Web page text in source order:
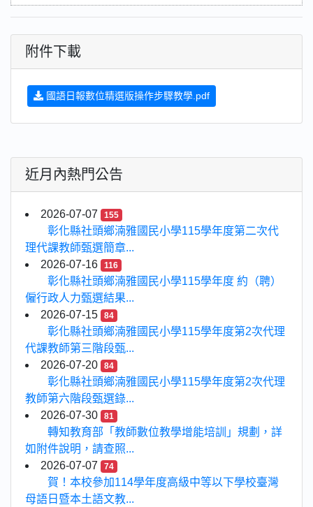
附件下載
國語日報數位精選版操作步驟教學.pdf
近月內熱門公告
2026-07-07 155
彰化縣社頭鄉湳雅國民小學115學年度第二次代
理代課教師甄選簡章...
2026-07-16
116
彰化縣社頭鄉湳雅國民小學115學年度 約（聘）
僱行政人力甄選結果...
2026-07-15
84
彰化縣社頭鄉湳雅國民小學115學年度第2次代理
代課教師第三階段甄...
2026-07-20
84
彰化縣社頭鄉湳雅國民小學115學年度第2次代理
教師第六階段甄選錄...
2026-07-30
81
轉知教育部「教師數位教學增能培訓」規劃，詳
如附件說明，請查照...
2026-07-07
74
賀！本校參加114學年度高級中等以下學校臺灣
母語日暨本土語文教...